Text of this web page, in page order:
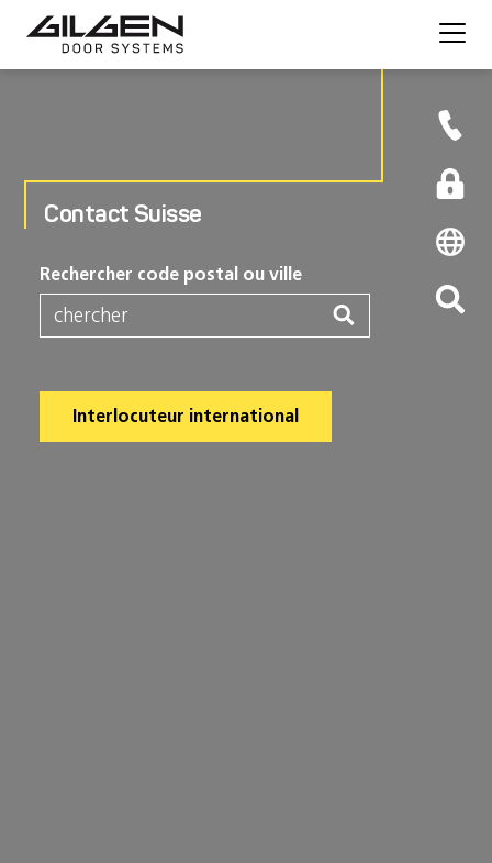
Contact Suisse
Rechercher code postal ou ville
Interlocuteur international